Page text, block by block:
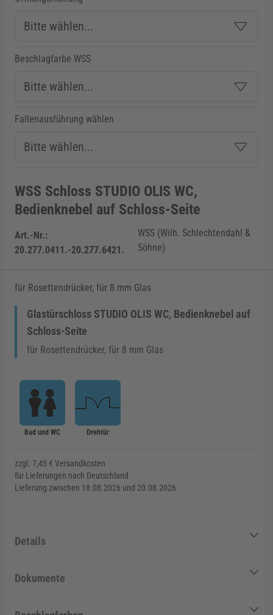
Beschlagfarbe WSS
Fallenausführung wählen
WSS Schloss STUDIO OLIS WC,
Bedienknebel auf Schloss-Seite
Art.-Nr.:
20.277.0411.-20.277.6421.
WSS (Wilh. Schlechtendahl &
Söhne)
für Rosettendrücker, für 8 mm Glas
Glastürschloss STUDIO OLIS WC, Bedienknebel auf
Schloss-Seite
für Rosettendrücker, für 8 mm Glas
Bad und WC Drehtür
zzgl. 7,45 € Versandkosten
für Lieferungen nach Deutschland
Lieferung zwischen 18.08.2026 und 20.08.2026
Details
Dokumente